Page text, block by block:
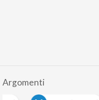
Argomenti